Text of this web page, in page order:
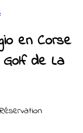
en Corse
de La